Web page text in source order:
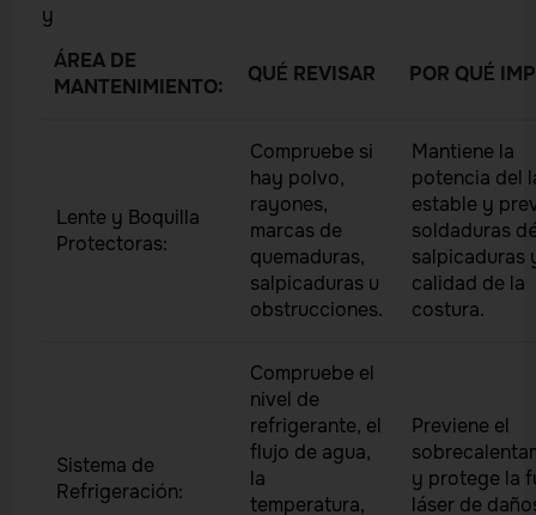
y
ÁREA DE
MANTENIMIENTO:
QUÉ REVISAR POR QUÉ
Lente y Boquilla
Protectoras:
Compruebe si
hay polvo,
rayones,
marcas de
quemaduras,
salpicaduras u
obstrucciones.
Mantiene la
potencia del
estable y
soldaduras
salpicaduras
calidad de la
costura.
Sistema de
Refrigeración:
Compruebe el
nivel de
refrigerante, el
flujo de agua,
la
temperatura,
Previene el
y protege la
láser de